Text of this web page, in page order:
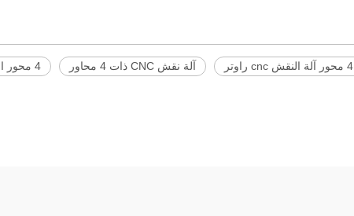
4 محور الخشب cnc راوتر آلة نقش CNC ذات 4 محاور 4 محور آلة النقش cnc راوتر